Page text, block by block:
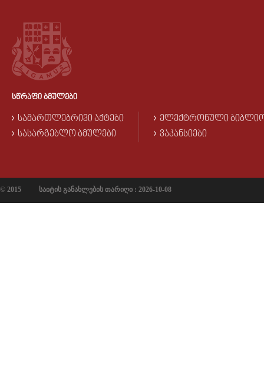
ᲡᲬᲠᲐᲤᲘ ᲑᲛᲣᲚᲔᲑᲘ
ᲡᲐᲛᲐᲠᲗᲚᲔᲑᲠᲘᲕᲘ ᲐᲥᲢᲔᲑᲘ
ᲡᲐᲡᲐᲠᲒᲔᲑᲚᲝ ᲑᲛᲣᲚᲔᲑᲘ
ᲔᲚᲔᲥᲢᲠᲝᲜᲣᲚᲘ
ᲕᲐᲙᲐᲜᲡᲘᲔᲑᲘ
© 2015 საიტის განახლების თარიღი : 2026-10-08